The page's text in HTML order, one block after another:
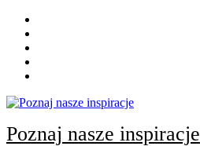
Skip
content
Poznaj nasze inspiracje